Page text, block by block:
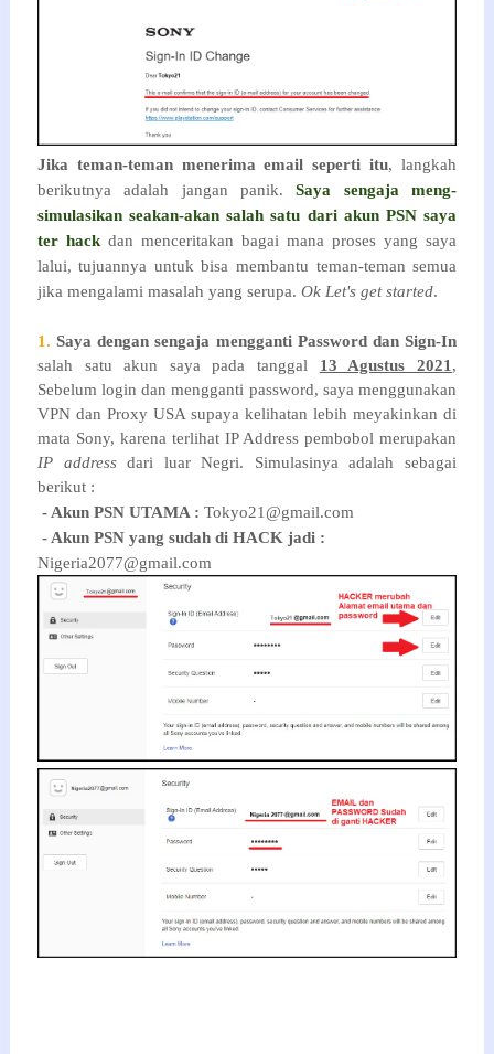
Jika teman-teman menerima email seperti itu, langkah
berikutnya adalah jangan panik.Saya sengaja meng-
simulasikan seakan-akan salah satu dari akun PSN saya
ter hackdan menceritakan bagai mana proses yang saya
lalui, tujuannya untuk bisa membantu teman-teman semua
jika mengalami masalah yang serupa. Ok Let's get started.
1.Saya dengan sengaja mengganti Password dan Sign-In
salah satu akun saya pada tanggal 13 Agustus 2021 ,
Sebelum login dan mengganti password, saya menggunakan
VPN dan Proxy USA supaya kelihatan lebih meyakinkan di
mata Sony, karena terlihat IP Address pembobol merupakan
IP addressdari luar Negri. Simulasinya adalah sebagai
berikut :
- Akun PSN UTAMA : Tokyo21@gmail.com
- Akun PSN yang sudah di HACK jadi :
Nigeria2077@gmail.com